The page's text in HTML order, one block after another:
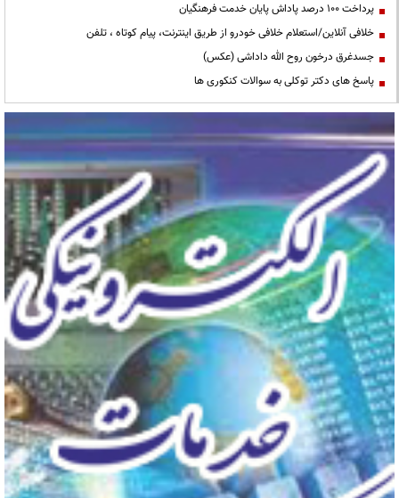
پرداخت ۱۰۰ درصد پاداش پایان خدمت فرهنگیان
خلافی آنلاین/استعلام خلافی خودرو از طریق اینترنت، پیام کوتاه ، تلفن
جسدغرق درخون روح الله داداشی (عکس)
پاسخ های دکتر توکلی به سوالات کنکوری ها